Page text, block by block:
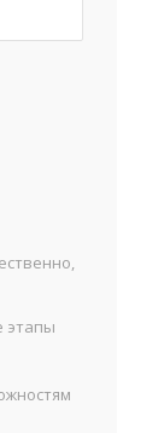
этапы